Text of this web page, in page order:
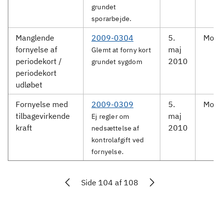
grundet
sporarbejde.
Manglende
fornyelse af
periodekort /
periodekort
udløbet
2009-0304
Glemt at forny kort
grundet sygdom
5.
maj
2010
Fornyelse med
tilbagevirkende
kraft
2009-0309
Ej regler om
nedsættelse af
kontrolafgift ved
fornyelse.
5.
maj
2010
Side 104 af 108